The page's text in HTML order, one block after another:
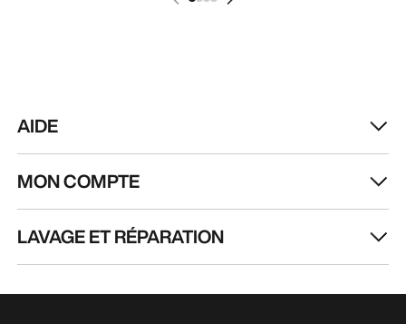
AIDE
MON COMPTE
LAVAGE ET RÉPARATION